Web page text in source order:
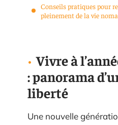
Conseils pratiques pour
pleinement de la vie
Vivre à
: panorama
liberté
Une nouvelle